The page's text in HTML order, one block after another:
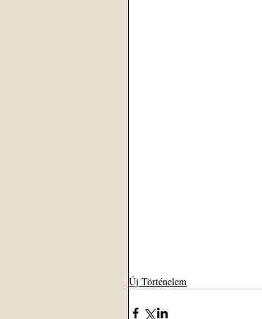
Új Történelem